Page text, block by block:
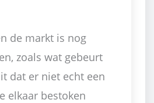
de markt is nog
zoals wat gebeurt
dat er niet echt een
elkaar bestoken